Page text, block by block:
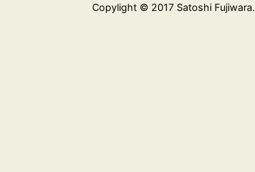
Copylight © 2017 Satoshi Fujiwara.